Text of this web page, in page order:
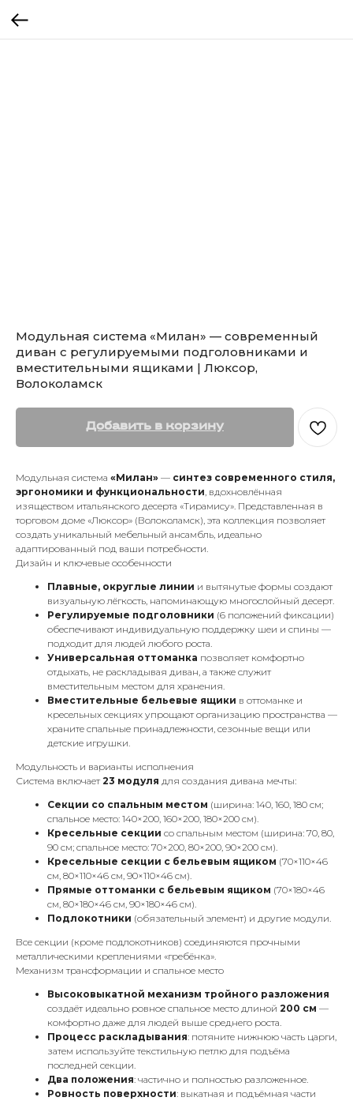
Модульная система «Милан» — современный
диван с регулируемыми подголовниками и
вместительными ящиками | Люксор,
Волоколамск
Добавить в корзину
Модульная система «Милан» — синтез современного стиля,
эргономики и функциональности, вдохновлённая
изяществом итальянского десерта «Тирамису». Представленная в
торговом доме «Люксор» (Волоколамск), эта коллекция позволяет
создать уникальный мебельный ансамбль, идеально
адаптированный под ваши потребности.
Дизайн и ключевые особенности
Плавные, округлые линии и вытянутые формы создают
визуальную лёгкость, напоминающую многослойный десерт.
Регулируемые подголовники (6 положений фиксации)
обеспечивают индивидуальную поддержку шеи и спины —
подходит для людей любого роста.
Универсальная оттоманка позволяет комфортно
отдыхать, не раскладывая диван, а также служит
вместительным местом для хранения.
Вместительные бельевые ящики в оттоманке и
кресельных секциях упрощают организацию пространства —
храните спальные принадлежности, сезонные вещи или
детские игрушки.
Модульность и варианты исполнения
Система включает23 модуля для создания дивана мечты:
Секции со спальным местом (ширина: 140, 160, 180 см;
спальное место: 140×200, 160×200, 180×200 см).
Кресельные секции со спальным местом (ширина: 70, 80,
90 см; спальное место: 70×200, 80×200, 90×200 см).
Кресельные секции с бельевым ящиком (70×110×46
см, 80×110×46 см, 90×110×46 см).
Прямые оттоманки с бельевым ящиком (70×180×46
см, 80×180×46 см, 90×180×46 см).
Подлокотники (обязательный элемент) и другие модули.
Все секции (кроме подлокотников) соединяются прочными
металлическими креплениями «гребёнка».
Механизм трансформации и спальное место
Высоковыкатной механизм тройного разложения
создаёт идеально ровное спальное место длиной 200 см —
комфортно даже для людей выше среднего роста.
Процесс раскладывания: потяните нижнюю часть царги,
затем используйте текстильную петлю для подъёма
последней секции.
Два положения: частично и полностью разложенное.
Ровность поверхности: выкатная и подъёмная части